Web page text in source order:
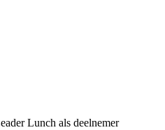
Lunch als deelnemer